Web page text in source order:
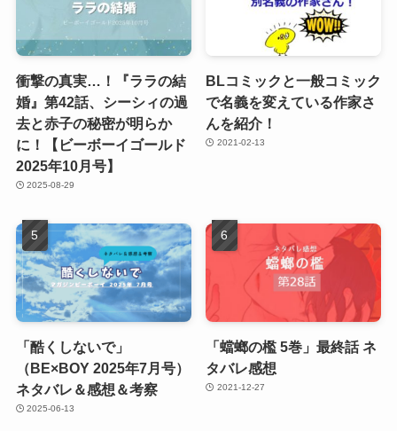
衝撃の真実…！『ララの結
婚』第42話、シーシィの過
去と赤子の秘密が明らか
に！【ビーボーイゴールド
2025年10月号】
2025-08-29
BLコミックと一般コミック
で名義を変えている作家さ
んを紹介！
2021-02-13
「酷くしないで」
（BE×BOY 2025年7月号）
ネタバレ＆感想＆考察
2025-06-13
「蟷螂の檻 5巻」最終話 ネ
タバレ感想
2021-12-27